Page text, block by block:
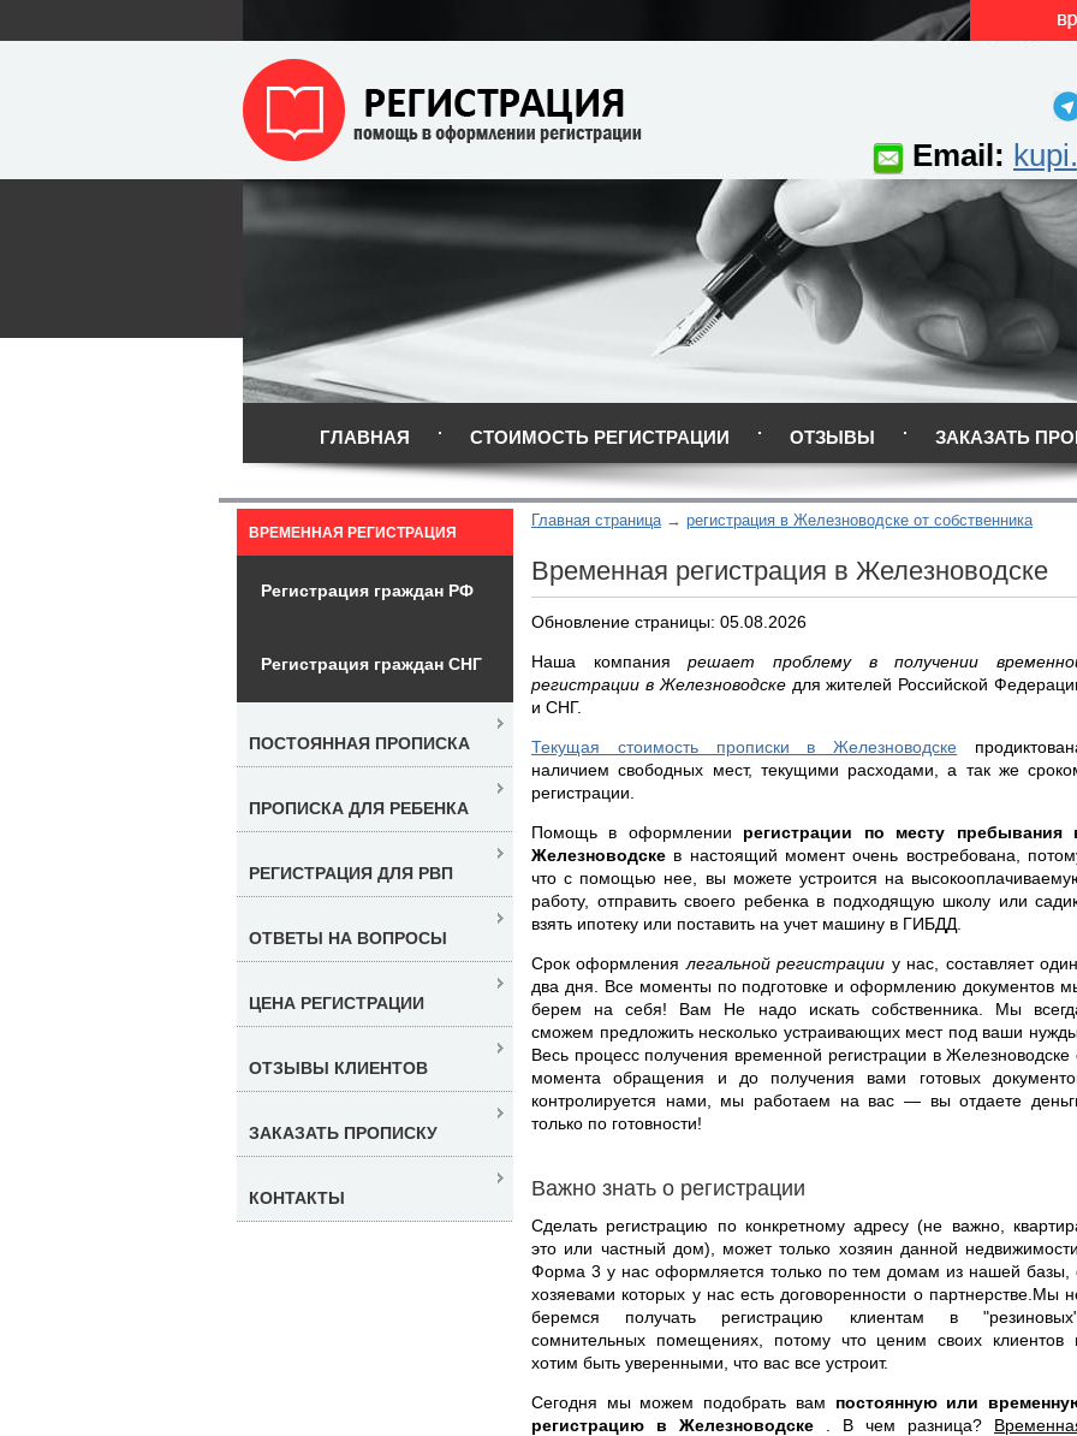
Email:
ГЛАВНАЯ СТОИМОСТЬ РЕГИСТРАЦИИ ОТЗЫВЫ ЗАКАЗАТЬ
Главная страница регистрация в Железноводске от собственника
Временная регистрация в Железноводске
Обновление страницы: 05.08.2026
Наша компаниярешает проблему в получении
регистрации в Железноводске для жителей Российской
и СНГ.
Текущая стоимость прописки в Железноводске
наличием свободных мест, текущими расходами, а так же
регистрации.
Помощь в оформлении регистрации по месту пребывания
Железноводске в настоящий момент очень востребована,
что с помощью нее, вы можете устроится на
работу, отправить своего ребенка в подходящую школу или
взять ипотеку или поставить на учет машину в ГИБДД.
Срок оформления легальной регистрации у нас, составляет
два дня. Все моменты по подготовке и оформлению документов
берем на себя! Вам Не надо искать собственника. Мы
сможем предложить несколько устраивающих мест под ваши
Весь процесс получения временной регистрации в Железноводске
момента обращения и до получения вами готовых
контролируется нами, мы работаем на вас — вы отдаете
только по готовности!
Важно знать о регистрации
Сделать регистрацию по конкретному адресу (не важно,
это или частный дом), может только хозяин данной недвижимости.
Форма 3 у нас оформляется только по тем домам из нашей базы,
хозяевами которых у нас есть договоренности о партнерстве.Мы
беремся получать регистрацию клиентам в
сомнительных помещениях, потому что ценим своих клиентов
хотим быть уверенными, что вас все устроит.
Сегодня мы можем подобрать вам постоянную или
регистрацию в Железноводске
. В чем разница?
ВРЕМЕННАЯ РЕГИСТРАЦИЯ
Регистрация граждан РФ
Регистрация граждан СНГ
ПОСТОЯННАЯ ПРОПИСКА
ПРОПИСКА ДЛЯ РЕБЕНКА
РЕГИСТРАЦИЯ ДЛЯ РВП
ОТВЕТЫ НА ВОПРОСЫ
ЦЕНА РЕГИСТРАЦИИ
ОТЗЫВЫ КЛИЕНТОВ
ЗАКАЗАТЬ ПРОПИСКУ
КОНТАКТЫ